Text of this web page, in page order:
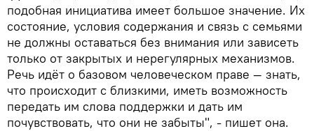
подобная инициатива имеет большое значение. Их
состояние, условия содержания и связь с семьями
не должны оставаться без внимания или зависеть
только от закрытых и нерегулярных механизмов.
Речь идёт о базовом человеческом праве — знать,
что происходит с близкими, иметь возможность
передать им слова поддержки и дать им
почувствовать, что они не забыты", - пишет она.